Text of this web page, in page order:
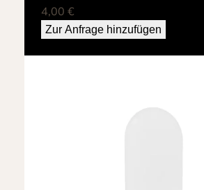
4,00 €
Zur Anfrage hinzufügen